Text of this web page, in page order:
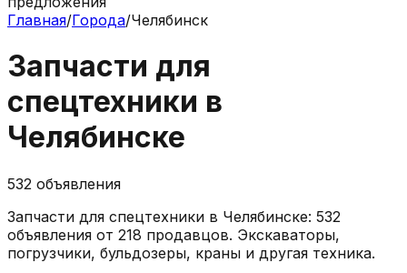
Главная/Города/Челябинск
Запчасти для
спецтехники в
Челябинске
532 объявления
Запчасти для спецтехники в Челябинске: 532
объявления от 218 продавцов. Экскаваторы,
погрузчики, бульдозеры, краны и другая техника.